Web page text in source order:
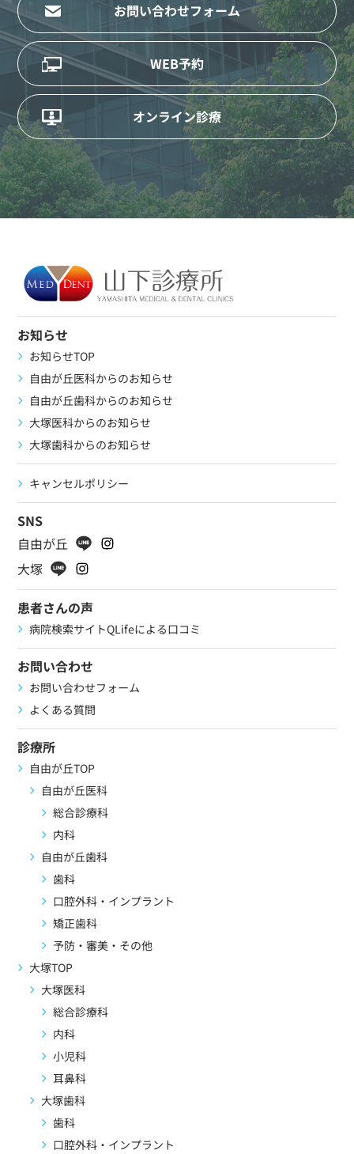
お問い合わせフォーム
WEB予約
オンライン診療
お知らせ
お知らせTOP
自由が丘医科からのお知らせ
自由が丘歯科からのお知らせ
大塚医科からのお知らせ
大塚歯科からのお知らせ
キャンセルポリシー
SNS
自由が丘
大塚
患者さんの声
病院検索サイトQLifeによる口コミ
お問い合わせ
お問い合わせフォーム
よくある質問
診療所
自由が丘TOP
自由が丘医科
総合診療科
内科
自由が丘歯科
歯科
口腔外科・インプラント
矯正歯科
予防・審美・その他
大塚TOP
大塚医科
総合診療科
内科
小児科
耳鼻科
大塚歯科
歯科
口腔外科・インプラント